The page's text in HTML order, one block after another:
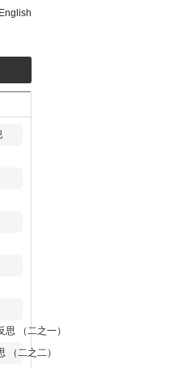
English
（二之一）
（二之二）